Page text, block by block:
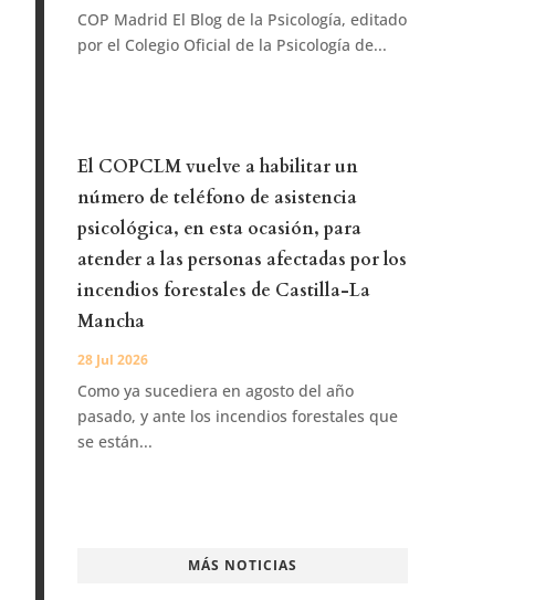
COP Madrid El Blog de la Psicología, editado
por el Colegio Oficial de la Psicología de...
El COPCLM vuelve a habilitar un
número de teléfono de asistencia
psicológica, en esta ocasión, para
atender a las personas afectadas por los
incendios forestales de Castilla-La
Mancha
28 Jul 2026
Como ya sucediera en agosto del año
pasado, y ante los incendios forestales que
se están...
MÁS NOTICIAS